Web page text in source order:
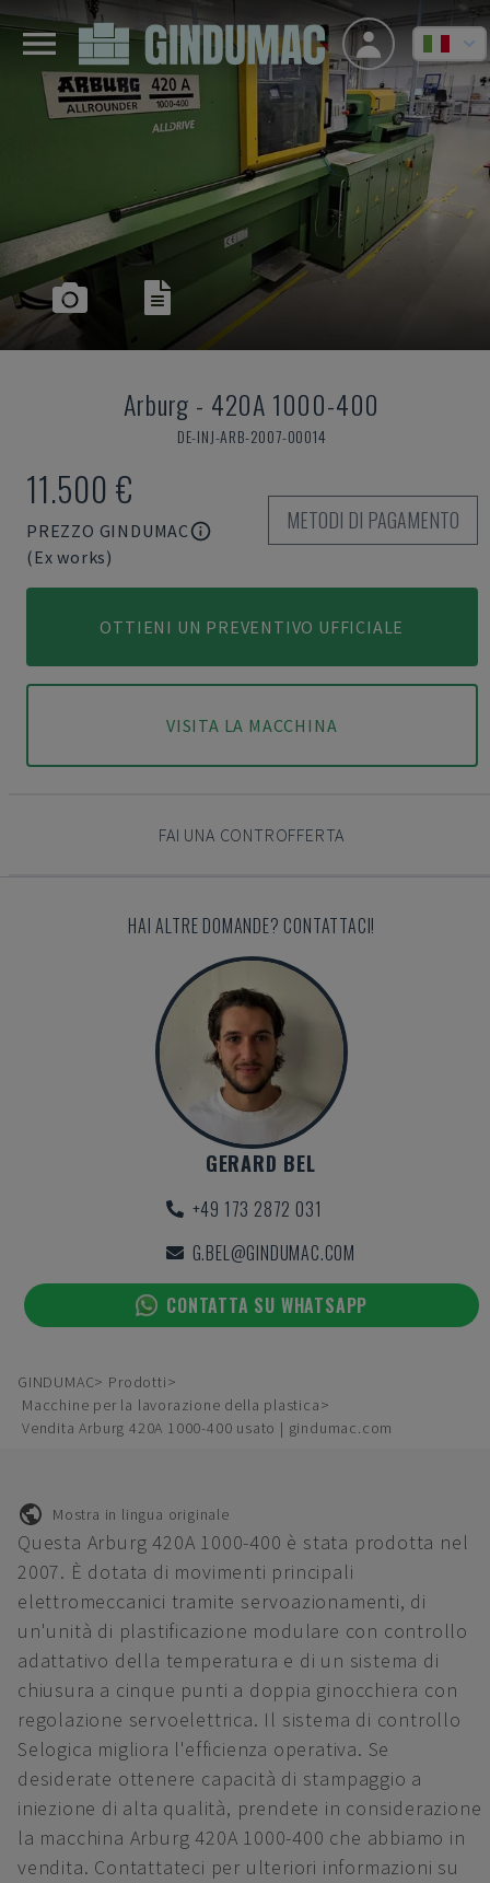
Arburg - 420A 1000-400
DE-INJ-ARB-2007-00014
11.500 €
PREZZO GINDUMAC
(Ex works)
METODI DI PAGAMENTO
OTTIENI UN PREVENTIVO UFFICIALE
VISITA LA MACCHINA
FAI UNA CONTROFFERTA
HAI ALTRE DOMANDE? CONTATTACI!
GERARD BEL
+49 173 2872 031
G.BEL@GINDUMAC.COM
CONTATTA SU WHATSAPP
GINDUMAC
Prodotti
Macchine per la lavorazione della plastica
Vendita Arburg 420A 1000-400 usato | gindumac.com
Mostra in lingua originale
Questa Arburg 420A 1000-400 è stata prodotta nel
2007. È dotata di movimenti principali
elettromeccanici tramite servoazionamenti, di
un'unità di plastificazione modulare con controllo
adattativo della temperatura e di un sistema di
chiusura a cinque punti a doppia ginocchiera con
regolazione servoelettrica. Il sistema di controllo
Selogica migliora l'efficienza operativa. Se
desiderate ottenere capacità di stampaggio a
iniezione di alta qualità, prendete in considerazione
la macchina Arburg 420A 1000-400 che abbiamo in
vendita. Contattateci per ulteriori informazioni su